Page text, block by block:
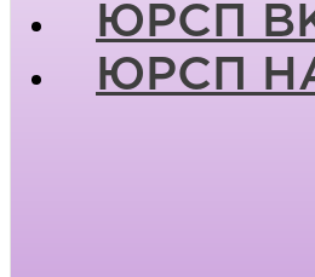
ЮРСП
ЮРСП